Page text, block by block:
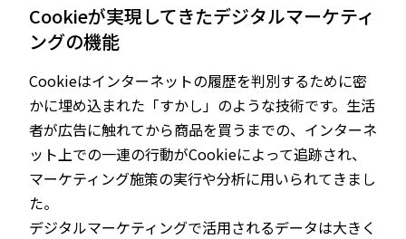
Cookieが実現してきたデジタルマーケティ
ングの機能
Cookieはインターネットの履歴を判別するために密
かに埋め込まれた「すかし」のような技術です。生活
者が広告に触れてから商品を買うまでの、インターネ
ット上での一連の行動がCookieによって追跡され、
マーケティング施策の実行や分析に用いられてきまし
た。
デジタルマーケティングで活用されるデータは大きく